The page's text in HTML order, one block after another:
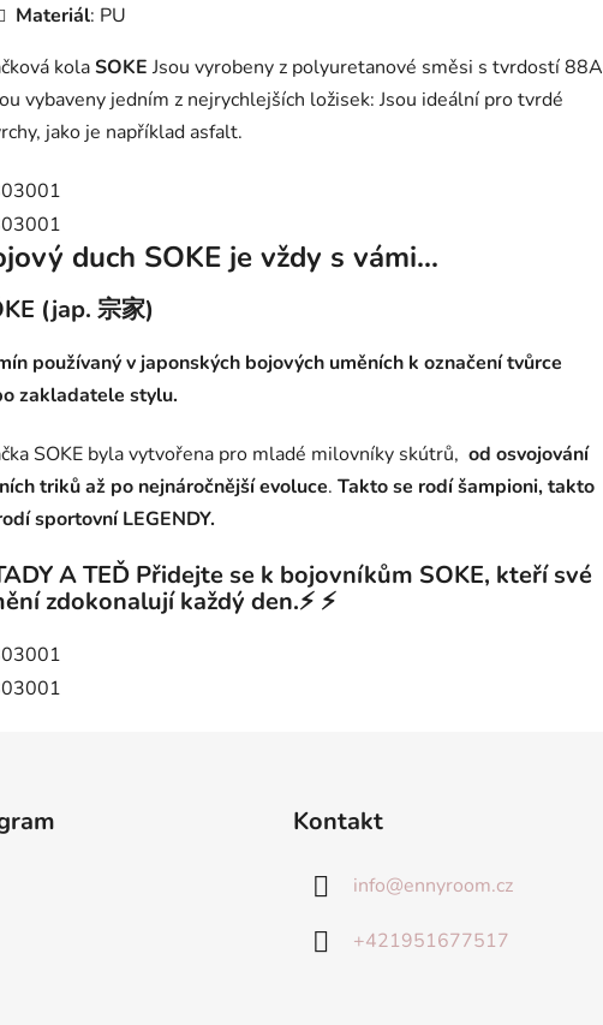
Materiál: PU
kolaSOKE Jsou vyrobeny z polyuretanové směsi s tvrdostí 88A
vybaveny jedním z nejrychlejších ložisek: Jsou ideální pro tvrdé
jako je například asfalt.
duch SOKE je vždy s vámi...
(jap. 宗家)
používaný v japonských bojových uměních k označení tvůrce
zakladatele stylu.
SOKE byla vytvořena pro mladé milovníky skútrů, od osvojování
triků až po nejnáročnější evoluce. Takto se rodí šampioni, takto
sportovní LEGENDY.
A TEĎ Přidejte se k bojovníkům SOKE, kteří své
zdokonalují každý den.⚡ ⚡
Kontakt
info@ennyroom.cz
+421951677517